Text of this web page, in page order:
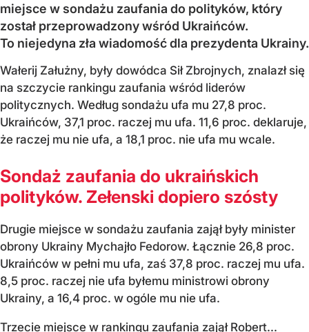
miejsce w sondażu zaufania do polityków, który
został przeprowadzony wśród Ukraińców.
To niejedyna zła wiadomość dla prezydenta Ukrainy.
Wałerij Załużny, były dowódca Sił Zbrojnych, znalazł się
na szczycie rankingu zaufania wśród liderów
politycznych. Według sondażu ufa mu 27,8 proc.
Ukraińców, 37,1 proc. raczej mu ufa. 11,6 proc. deklaruje,
że raczej mu nie ufa, a 18,1 proc. nie ufa mu wcale.
Sondaż zaufania do ukraińskich
polityków. Zełenski dopiero szósty
Drugie miejsce w sondażu zaufania zajął były minister
obrony Ukrainy Mychajło Fedorow. Łącznie 26,8 proc.
Ukraińców w pełni mu ufa, zaś 37,8 proc. raczej mu ufa.
8,5 proc. raczej nie ufa byłemu ministrowi obrony
Ukrainy, a 16,4 proc. w ogóle mu nie ufa.
Trzecie miejsce w rankingu zaufania zajął Robert...